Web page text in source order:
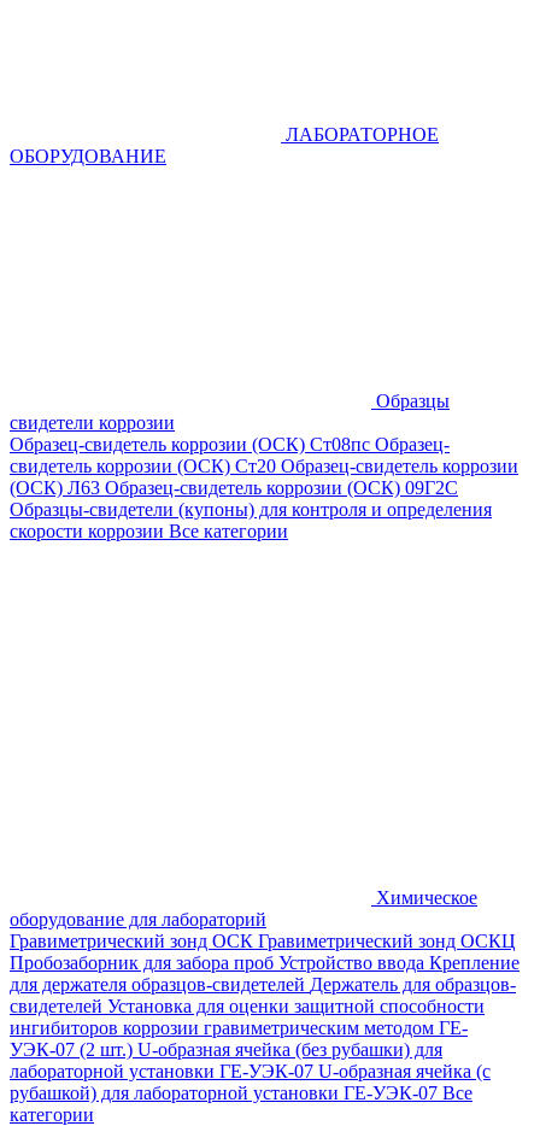
ЛАБОРАТОРНОЕ
ОБОРУДОВАНИЕ
Образцы
свидетели коррозии
Образец-свидетель коррозии (ОСК) Ст08пс Образец-
свидетель коррозии (ОСК) Ст20 Образец-свидетель коррозии
(ОСК) Л63 Образец-свидетель коррозии (ОСК) 09Г2С
Образцы-свидетели (купоны) для контроля и определения
скорости коррозии Все категории
Химическое
оборудование для лабораторий
Гравиметрический зонд ОСК Гравиметрический зонд ОСКЦ
Пробозаборник для забора проб Устройство ввода Крепление
для держателя образцов-свидетелей Держатель для образцов-
свидетелей Установка для оценки защитной способности
ингибиторов коррозии гравиметрическим методом ГЕ-
УЭК-07 (2 шт.) U-образная ячейка (без рубашки) для
лабораторной установки ГЕ-УЭК-07 U-образная ячейка (с
рубашкой) для лабораторной установки ГЕ-УЭК-07 Все
категории